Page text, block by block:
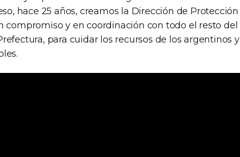
hace 25 años, creamos la Dirección de Protección
compromiso y en coordinación con todo el resto del
para cuidar los recursos de los argentinos y